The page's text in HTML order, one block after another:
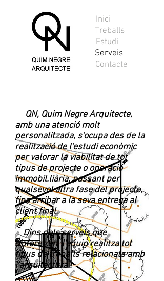
2016 / website created by Aranegre&Co
Cat. Cast. Eng.
QN, Quim Negre Arquitecte,
amb una atenció molt
personalitzada, s'ocupa des de la
realització de l'estudi econòmic
per valorar la viabilitat de tot
tipus de projecte o operació
immobil.liària, passant per
qualsevol altra fase del projecte,
fins arribar a la seva entrega al
client final.
Dins dels serveis que
s'ofereixen, l'equip realitza tot
tipus de treballs relacionats amb
l'arquitectura :
Estudi
Serveis
Contacte
Inici
Treballs